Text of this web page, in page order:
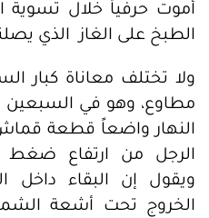
أموت حرفياً خلال تسوية
الطبخ على الغاز الذي
ولا تختلف معاناة كبار
مطاوع، وهو في
النهار واضعاً قطعة
الرجل من ارتفاع ضغط
ويقول إن البقاء داخل
الخروج تحت أشعة